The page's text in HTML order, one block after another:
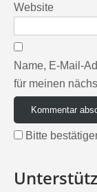
Website
Name, E-Mail-
für meinen
Bitte